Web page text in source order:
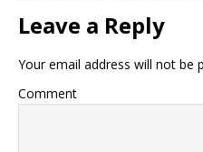
Leave a Reply
Your email address will not be
Comment